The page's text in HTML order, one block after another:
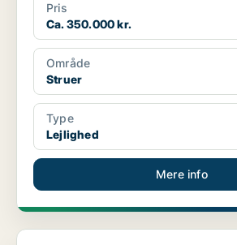
Pris
Ca. 350.000 kr.
Område
Struer
Type
Lejlighed
Mere info
Lejlighed i Struer